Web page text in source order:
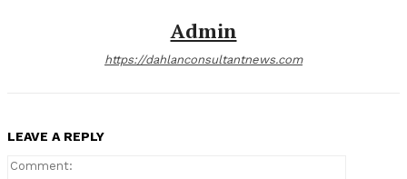
Admin
https://dahlanconsultantnews.com
LEAVE A REPLY